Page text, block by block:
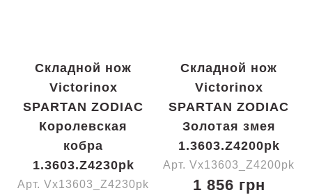
Складной нож
Victorinox
SPARTAN ZODIAC
Королевская
кобра
1.3603.Z4230pk
Арт. Vx13603_Z4230pk
Складной нож
Victorinox
SPARTAN ZODIAC
Золотая змея
1.3603.Z4200pk
Арт. Vx13603_Z4200pk
1 856 грн